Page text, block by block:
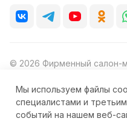
© 2026 Фирменный салон-
Конфиденциальность
Мы используем файлы
специалистами и
событий на нашем веб-